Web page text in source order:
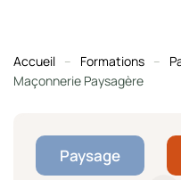
Accueil Formations
Maçonnerie Paysagère
Paysage